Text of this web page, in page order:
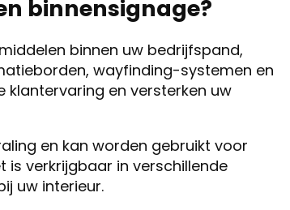
binnensignage?
binnen uw bedrijfspand,
wayfinding-systemen en
klantervaring en versterken uw
en kan worden gebruikt voor
is verkrijgbaar in verschillende
uw interieur.